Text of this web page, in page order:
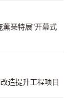
薰琹特展”开幕式
造提升工程项目